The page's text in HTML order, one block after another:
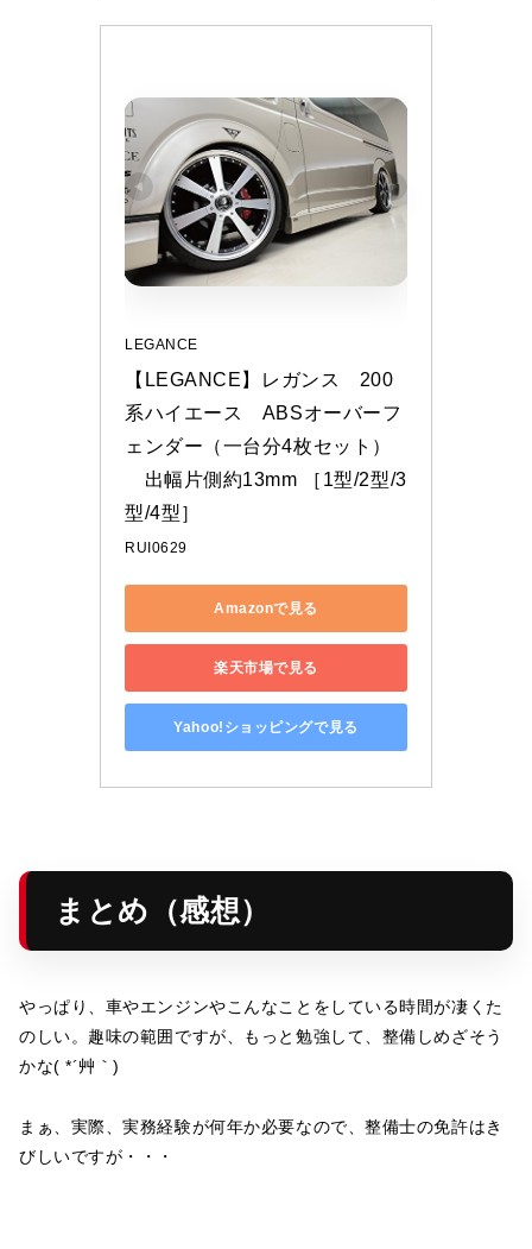
LEGANCE
【LEGANCE】レガンス　200
系ハイエース　ABSオーバーフ
ェンダー（一台分4枚セット）
出幅片側約13mm ［1型/2型/3
型/4型］
RUI0629
Amazonで見る
楽天市場で見る
Yahoo!ショッピングで見る
まとめ（感想）
やっぱり、車やエンジンやこんなことをしている時間が凄くた
のしい。趣味の範囲ですが、もっと勉強して、整備しめざそう
かな( *´艸｀)
まぁ、実際、実務経験が何年か必要なので、整備士の免許はき
びしいですが・・・